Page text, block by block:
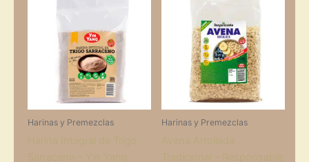
Harinas y Premezclas Harinas y Premezclas